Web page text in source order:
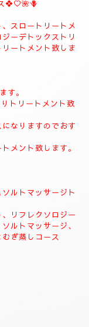
ゆっくりトリート
ト致します、リフ
ます、疲労回復ト
メント致します、
ートメントコース
❖♡🌺🪻
ーデトックストリ
ートメント致しま
す。
トリートメント致
なりますのでおす